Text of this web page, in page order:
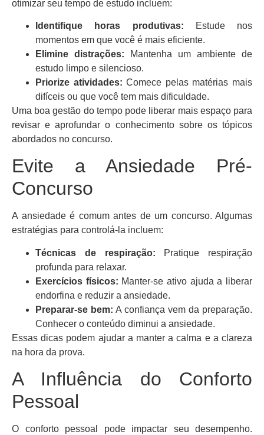
otimizar seu tempo de estudo incluem:
Identifique horas produtivas: Estude nos
momentos em que você é mais eficiente.
Elimine distrações: Mantenha um ambiente de
estudo limpo e silencioso.
Priorize atividades: Comece pelas matérias mais
difíceis ou que você tem mais dificuldade.
Uma boa gestão do tempo pode liberar mais espaço para
revisar e aprofundar o conhecimento sobre os tópicos
abordados no concurso.
Evite a Ansiedade Pré-
Concurso
A ansiedade é comum antes de um concurso. Algumas
estratégias para controlá-la incluem:
Técnicas de respiração: Pratique respiração
profunda para relaxar.
Exercícios físicos: Manter-se ativo ajuda a liberar
endorfina e reduzir a ansiedade.
Preparar-se bem: A confiança vem da preparação.
Conhecer o conteúdo diminui a ansiedade.
Essas dicas podem ajudar a manter a calma e a clareza
na hora da prova.
A Influência do Conforto
Pessoal
O conforto pessoal pode impactar seu desempenho.